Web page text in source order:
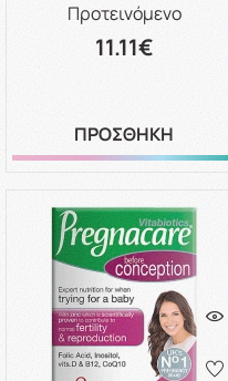
Προτεινόμενο
11.11€
ΠΡΟΣΘΗΚΗ